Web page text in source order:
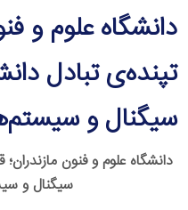
دانشگاه علوم و
تپنده‌ی تبادل
سیگنال و
دانشگاه علوم و فنون
سیگنال و